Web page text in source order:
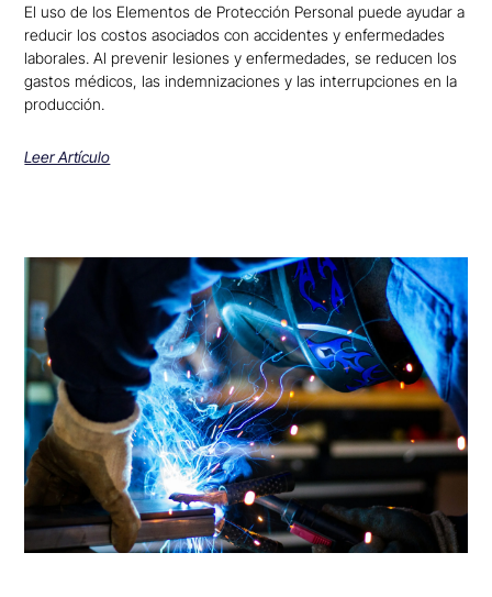
El uso de los Elementos de Protección Personal puede ayudar a
reducir los costos asociados con accidentes y enfermedades
laborales. Al prevenir lesiones y enfermedades, se reducen los
gastos médicos, las indemnizaciones y las interrupciones en la
producción.
Leer Artículo